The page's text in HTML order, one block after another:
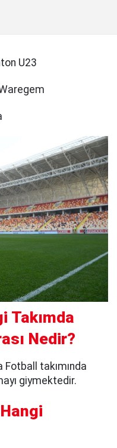
U23
Takımda
Nedir?
takımında
giymektedir.